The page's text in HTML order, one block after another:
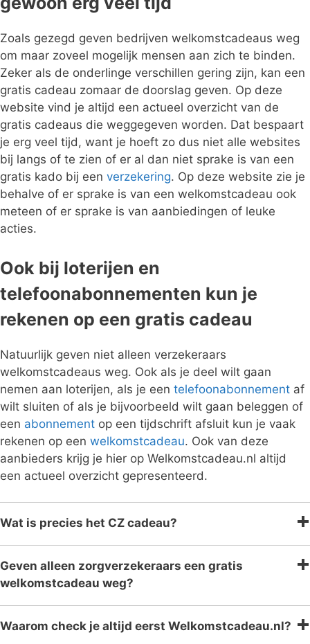
Zoals gezegd geven bedrijven welkomstcadeaus weg
om maar zoveel mogelijk mensen aan zich te binden.
Zeker als de onderlinge verschillen gering zijn, kan een
gratis cadeau zomaar de doorslag geven. Op deze
website vind je altijd een actueel overzicht van de
gratis cadeaus die weggegeven worden. Dat bespaart
je erg veel tijd, want je hoeft zo dus niet alle websites
bij langs of te zien of er al dan niet sprake is van een
gratis kado bij een verzekering. Op deze website zie je
behalve of er sprake is van een welkomstcadeau ook
meteen of er sprake is van aanbiedingen of leuke
acties.
Ook bij loterijen en
telefoonabonnementen kun je
rekenen op een gratis cadeau
Natuurlijk geven niet alleen verzekeraars
welkomstcadeaus weg. Ook als je deel wilt gaan
nemen aan loterijen, als je een telefoonabonnement af
wilt sluiten of als je bijvoorbeeld wilt gaan beleggen of
een abonnement op een tijdschrift afsluit kun je vaak
rekenen op een welkomstcadeau. Ook van deze
aanbieders krijg je hier op Welkomstcadeau.nl altijd
een actueel overzicht gepresenteerd.
Wat is precies het CZ cadeau?
Geven alleen zorgverzekeraars een gratis
welkomstcadeau weg?
Waarom check je altijd eerst Welkomstcadeau.nl?